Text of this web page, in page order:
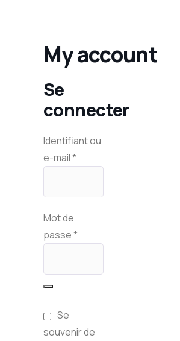
My account
Se
connecter
Identifiant ou
e-mail*
Mot de
passe*
Se
souvenir de